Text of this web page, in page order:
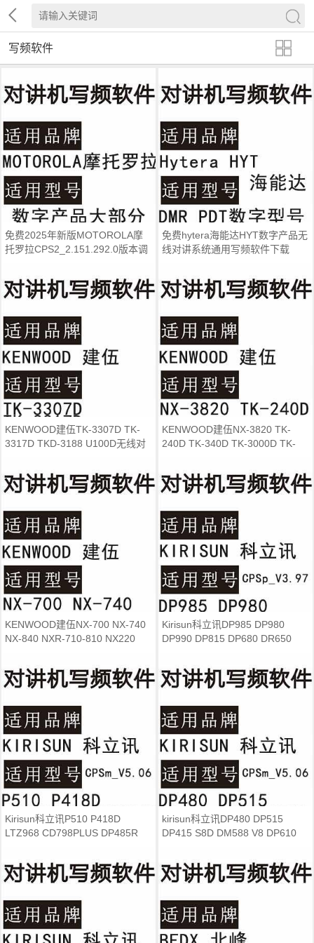
写频软件
免费2025年新版MOTOROLA摩
托罗拉CPS2_2.151.292.0版本调
免费hytera海能达HYT数字产品无
线对讲系统通用写频软件下载
KENWOOD建伍TK-3307D TK-
3317D TKD-3188 U100D无线对
KENWOOD建伍NX-3820 TK-
240D TK-340D TK-3000D TK-
KENWOOD建伍NX-700 NX-740
NX-840 NXR-710-810 NX220
Kirisun科立讯DP985 DP980
DP990 DP815 DP680 DR650
Kirisun科立讯P510 P418D
LTZ968 CD798PLUS DP485R
kirisun科立讯DP480 DP515
DP415 S8D DM588 V8 DP610